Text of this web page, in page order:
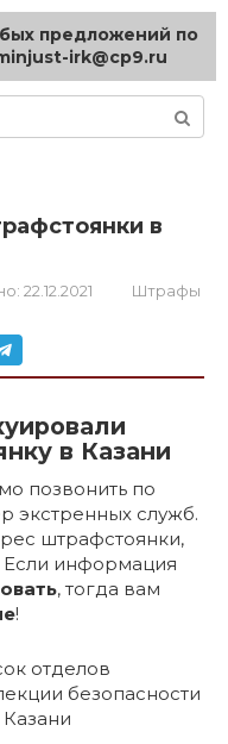
автомобили
в
22.12.2021
Штрафы
в Казани
позвонить по
экстренных служб.
штрафстоянки,
Если информация
, тогда вам
!
отделов
безопасности
предложений по
irk@cp9.ru